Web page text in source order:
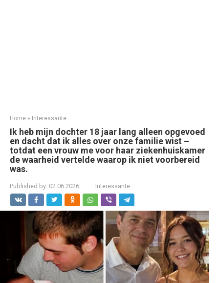
Home » Interessante
Ik heb mijn dochter 18 jaar lang alleen opgevoed
en dacht dat ik alles over onze familie wist –
totdat een vrouw me voor haar ziekenhuiskamer
de waarheid vertelde waarop ik niet voorbereid
was.
Published by: 02.06.2026 Interessante